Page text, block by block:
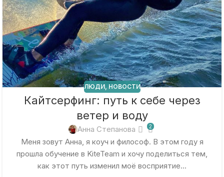
ЛЮДИ, НОВОСТИ
Кайтсерфинг: путь к себе через
ветер и воду
Анна Степанова 2
Меня зовут Анна, я коуч и философ. В этом году я
прошла обучение в KiteTeam и хочу поделиться тем,
как этот путь изменил моё восприятие...